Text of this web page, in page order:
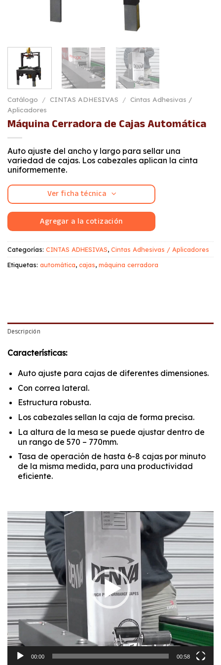
Catálogo / CINTAS ADHESIVAS / Cintas Adhesivas /
Aplicadores
Máquina Cerradora de Cajas Automática
Auto ajuste del ancho y largo para sellar una
variedad de cajas. Los cabezales aplican la cinta
uniformemente.
Ver ficha técnica
Agregar a la cotización
Categorías: CINTAS ADHESIVAS, Cintas Adhesivas / Aplicadores
Etiquetas: automática, cajas, máquina cerradora
Descripción
Características:
Auto ajuste para cajas de diferentes dimensiones.
Con correa lateral.
Estructura robusta.
Los cabezales sellan la caja de forma precisa.
La altura de la mesa se puede ajustar dentro de
un rango de 570 – 770mm.
Tasa de operación de hasta 6-8 cajas por minuto
de la misma medida, para una productividad
eficiente.
Reproductor
de
video
00:00 00:58